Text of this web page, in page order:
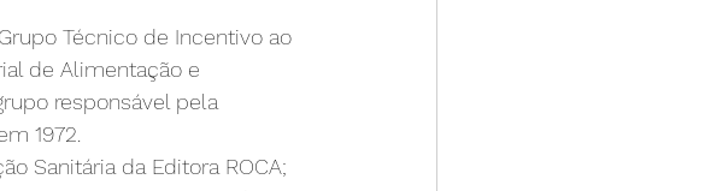
Técnico de Incentivo ao
de Alimentação e
responsável pela
1972.
Sanitária da Editora ROCA;